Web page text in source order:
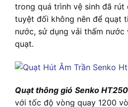
trong quá trình vệ sinh đã rút
tuyệt đối không nên để quạt
nước, sử dụng vải thấm nước
quạt.
Quạt thông gió Senko HT250
với tốc độ vòng quay 1200